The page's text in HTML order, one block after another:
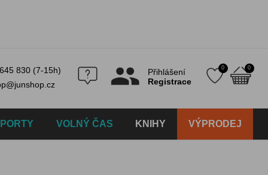
830 (7-15h)
Přihlášení
Registrace
0 0
VOLNÝ ČAS KNIHY VÝPRODEJ